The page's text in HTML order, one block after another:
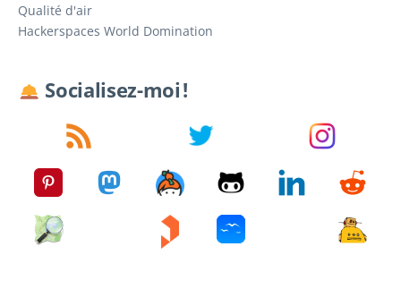
Qualité d'air
Hackerspaces World Domination
Socialisez-moi !